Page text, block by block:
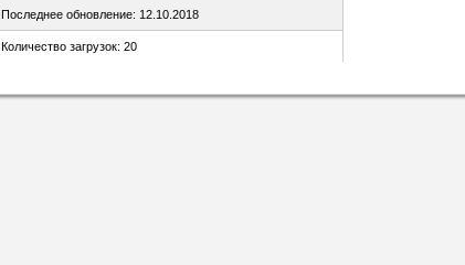
Последнее обновление: 12.10.2018
Количество загрузок: 20